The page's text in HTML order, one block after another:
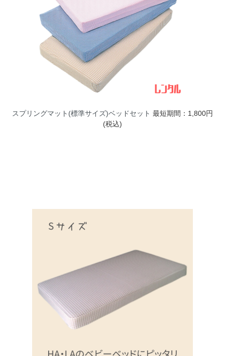
スプリングマット(標準サイズ)ベッドセット 最短期間：1,800円
(税込)